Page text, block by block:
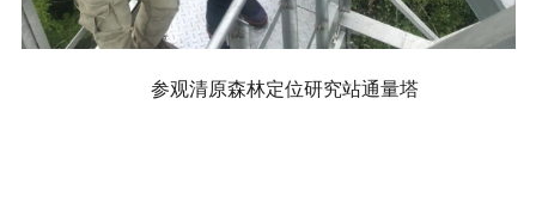
参观清原森林定位研究站通量塔